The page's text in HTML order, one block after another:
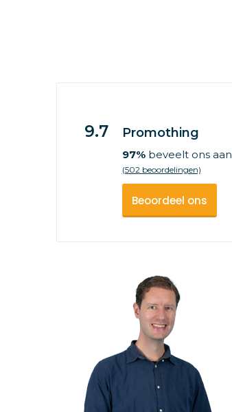
9.7 Promothing
97%beveelt ons
(502 beoordelingen)
Beoordeel ons